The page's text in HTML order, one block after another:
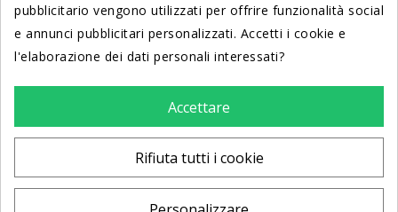
DERMATOLOGICAMENTE TESTATI
dal Centro di Cosmetologia
Università di Ferrara
LA NOSTRA AZIENDA
INFO
pubblicitario vengono utilizzati per offrire funzionalità social
e annunci pubblicitari personalizzati. Accetti i cookie e
l'elaborazione dei dati personali interessati?
Accettare
Rifiuta tutti i cookie